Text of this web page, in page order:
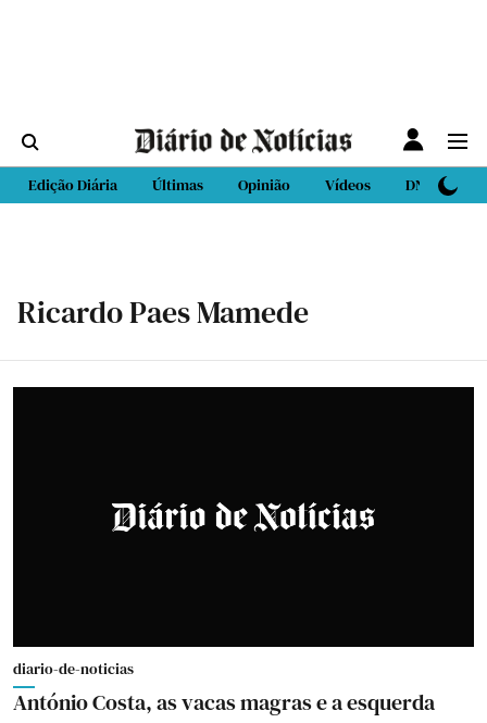
Edição Diária Últimas Opinião Vídeos DN Sport
Ricardo Paes Mamede
diario-de-noticias
António Costa, as vacas magras e a esquerda